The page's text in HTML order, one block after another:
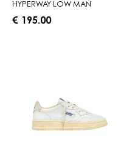
HYPERWAY LOW MAN
€ 195.00